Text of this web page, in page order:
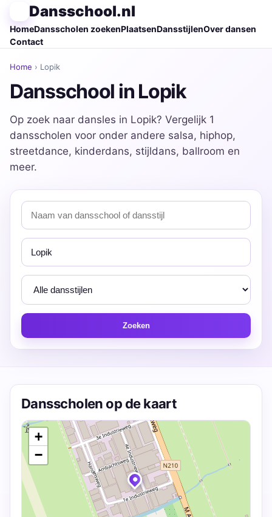
Dansschool.nl
HomeDansscholen zoekenPlaatsenDansstijlenOver dansen
Contact
Home › Lopik
Dansschool in Lopik
Op zoek naar dansles in Lopik? Vergelijk 1
dansscholen voor onder andere salsa, hiphop,
streetdance, kinderdans, stijldans, ballroom en
meer.
Zoeken
Dansscholen op de kaart
+
−